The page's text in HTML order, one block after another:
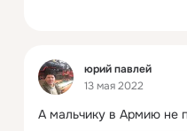
Фид
юрий павлей
13 мая 2022
А мальчику в Армию не